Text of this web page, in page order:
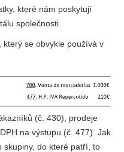
které nám poskytují
společnosti.
se obvykle používá v
(č. 430), prodeje
na výstupu (č. 477). Jak
skupiny, do které patří, to